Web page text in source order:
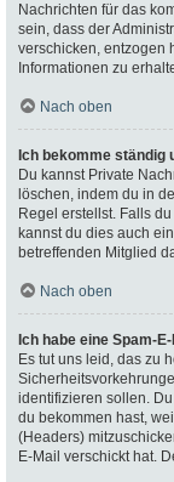
Nachrichten für das
sein, dass der
verschicken, entzogen
Informationen zu
Nach oben
Ich bekomme
Du kannst Private
löschen, indem du in
Regel erstellst. Falls
kannst du dies auch
betreffenden Mitglied
Nach oben
Ich habe eine Spam-
Es tut uns leid, das zu
identifizieren sollen.
du bekommen hast,
(Headers)
E-Mail verschickt hat.